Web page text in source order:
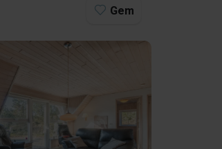
Gem